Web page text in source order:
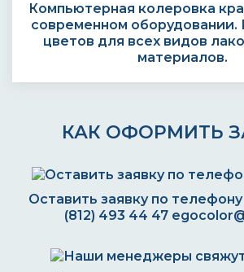
Компьютерная колеровка
современном оборудовании.
цветов для всех видов
материалов.
КАК ОФОРМИТЬ
Оставить заявку по
(812) 493 44 47